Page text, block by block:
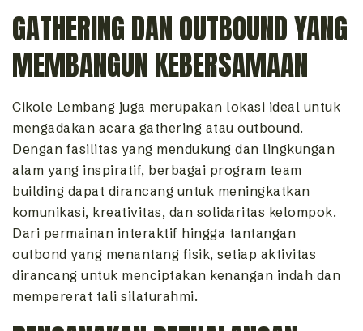
GATHERING DAN OUTBOUND YANG
MEMBANGUN KEBERSAMAAN
Cikole Lembang juga merupakan lokasi ideal untuk
mengadakan acara gathering atau outbound.
Dengan fasilitas yang mendukung dan lingkungan
alam yang inspiratif, berbagai program team
building dapat dirancang untuk meningkatkan
komunikasi, kreativitas, dan solidaritas kelompok.
Dari permainan interaktif hingga tantangan
outbond yang menantang fisik, setiap aktivitas
dirancang untuk menciptakan kenangan indah dan
mempererat tali silaturahmi.